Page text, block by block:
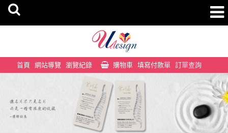
首頁 網站導覽 瀏覽紀錄 購物車 填寫付款單 訂單查詢